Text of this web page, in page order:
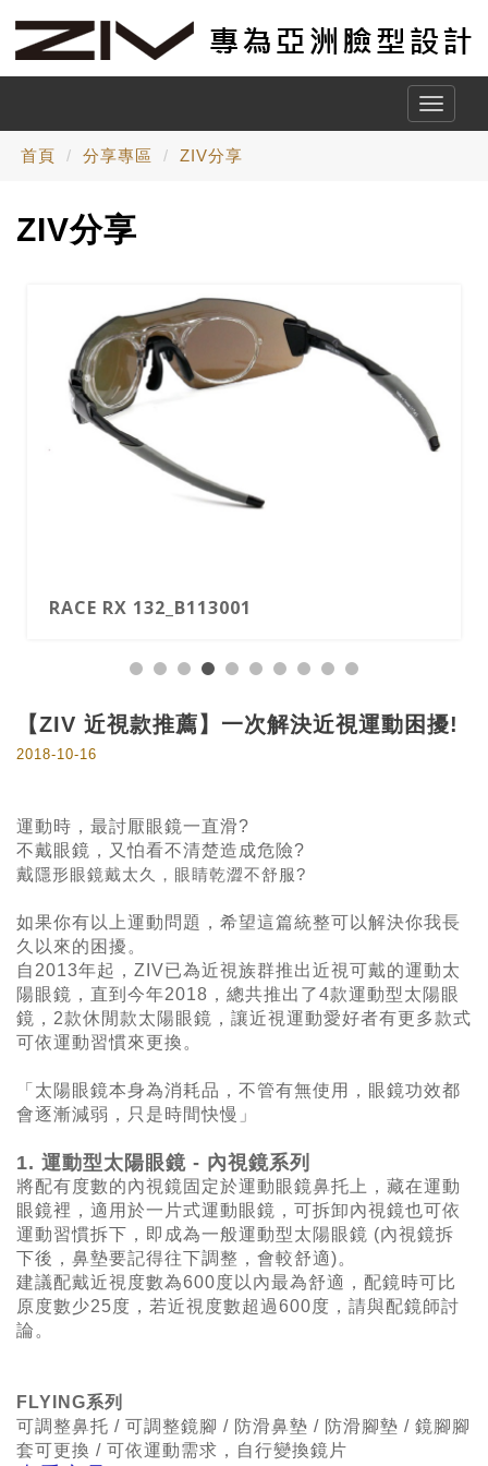
Toggle
首頁 分享專區 ZIV分享
ZIV分享
RACE RX 132_B113001
【ZIV 近視款推薦】一次解決近視運動困擾!
2018-10-16
運動時，最討厭眼鏡一直滑?
不戴眼鏡，又怕看不清楚造成危險?
戴隱形眼鏡戴太久，眼睛乾澀不舒服?
如果你有以上運動問題，希望這篇統整可以解決你我長
久以來的困擾。
自2013年起，ZIV已為近視族群推出近視可戴的運動太
陽眼鏡，直到今年2018，總共推出了4款運動型太陽眼
鏡，2款休閒款太陽眼鏡，讓近視運動愛好者有更多款式
可依運動習慣來更換。
「太陽眼鏡本身為消耗品，不管有無使用，眼鏡功效都
會逐漸減弱，只是時間快慢」
1. 運動型太陽眼鏡 - 內視鏡系列
將配有度數的內視鏡固定於運動眼鏡鼻托上，藏在運動
眼鏡裡，適用於一片式運動眼鏡，可拆卸內視鏡也可依
運動習慣拆下，即成為一般運動型太陽眼鏡 (內視鏡拆
下後，鼻墊要記得往下調整，會較舒適)。
建議配戴近視度數為600度以內最為舒適，配鏡時可比
原度數少25度，若近視度數超過600度，請與配鏡師討
論。
FLYING系列
可調整鼻托 / 可調整鏡腳 / 防滑鼻墊 / 防滑腳墊 / 鏡腳腳
套可更換 / 可依運動需求，自行變換鏡片